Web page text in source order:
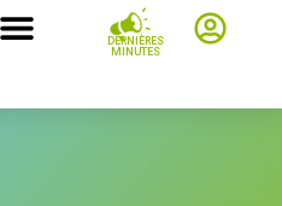
DERNIÈRES
MINUTES